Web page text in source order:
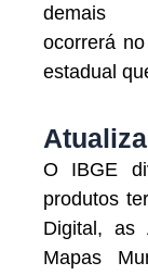
demais
ocorrerá
estadual
O IBGE
produtos
Digital, as
Mapas